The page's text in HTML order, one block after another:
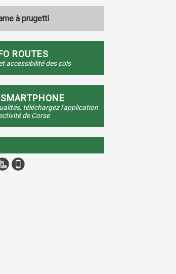
à prugetti
ROUTES
accessibilité des cols
téléchargez l'application
de Corse